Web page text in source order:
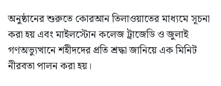
অনুষ্ঠানের শুরুতে কোরআন তিলাওয়াতের মাধ্যমে সূচনা
করা হয় এবং মাইলস্টোন কলেজ ট্রাজেডি ও জুলাই
গণঅভ্যুত্থানে শহীদদের প্রতি শ্রদ্ধা জানিয়ে এক মিনিট
নীরবতা পালন করা হয়।